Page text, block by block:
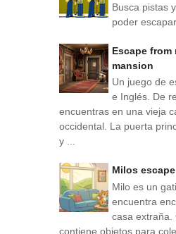
Busca pistas
poder escapar.
Escape from
mansion
Un juego de
e Inglés. De
encuentras en una vieja
occidental. La puerta
y ...
Milos escape
Milo es un
encuentra
casa extraña.
contiene objetos para